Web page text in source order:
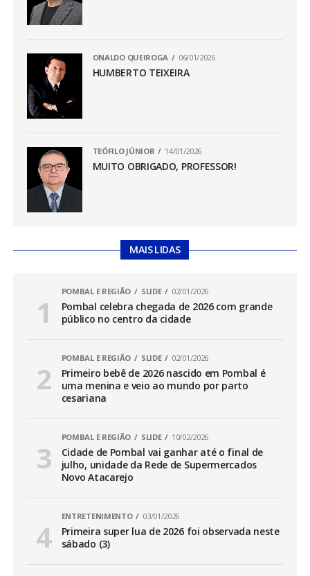
ONALDO QUEIROGA 06/01/2026
HUMBERTO TEIXEIRA
TEÓFILO JÚNIOR 14/01/2026
MUITO OBRIGADO, PROFESSOR!
MAIS LIDAS
POMBAL E REGIÃO SLIDE 02/01/2026
Pombal celebra chegada de 2026 com grande
público no centro da cidade
POMBAL E REGIÃO SLIDE 02/01/2026
Primeiro bebê de 2026 nascido em Pombal é
uma menina e veio ao mundo por parto
cesariana
POMBAL E REGIÃO SLIDE 10/02/2026
Cidade de Pombal vai ganhar até o final de
julho, unidade da Rede de Supermercados
Novo Atacarejo
ENTRETENIMENTO 03/01/2026
Primeira super lua de 2026 foi observada neste
sábado (3)